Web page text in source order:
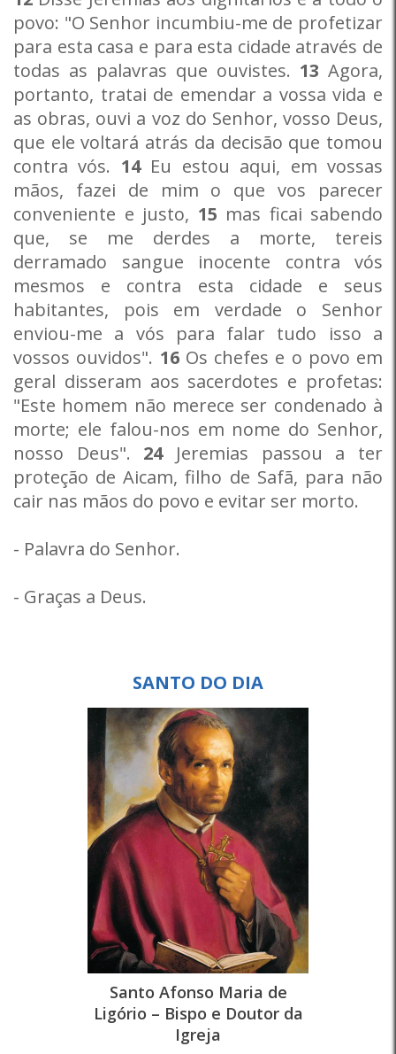
povo: "O Senhor incumbiu-me de profetizar
para esta casa e para esta cidade através de
todas as palavras que ouvistes. 13 Agora,
portanto, tratai de emendar a vossa vida e
as obras, ouvi a voz do Senhor, vosso Deus,
que ele voltará atrás da decisão que tomou
contra vós. 14Eu estou aqui, em vossas
mãos, fazei de mim o que vos parecer
conveniente e justo, 15 mas ficai sabendo
que, se me derdes a morte, tereis
derramado sangue inocente contra vós
mesmos e contra esta cidade e seus
habitantes, pois em verdade o Senhor
enviou-me a vós para falar tudo isso a
vossos ouvidos". 16Os chefes e o povo em
geral disseram aos sacerdotes e profetas:
"Este homem não merece ser condenado à
morte; ele falou-nos em nome do Senhor,
nosso Deus". 24Jeremias passou a ter
proteção de Aicam, filho de Safã, para não
cair nas mãos do povo e evitar ser morto.
- Palavra do Senhor.
- Graças a Deus.
SANTO DO DIA
Santo Afonso Maria de
Ligório – Bispo e Doutor da
Igreja